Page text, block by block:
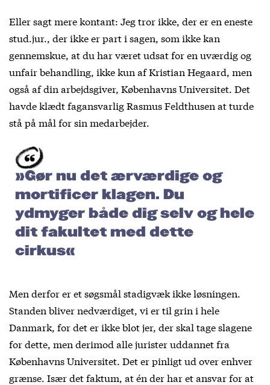
Eller sagt mere kontant: Jeg tror ikke, der er en eneste
stud.jur., der ikke er part i sagen, som ikke kan
gennemskue, at du har været udsat for en uværdig og
unfair behandling, ikke kun af Kristian Hegaard, men
også af din arbejdsgiver, Københavns Universitet. Det
havde klædt fagansvarlig Rasmus Feldthusen at turde
stå på mål for sin medarbejder.
»Gør nu det ærværdige og
mortificer klagen. Du
ydmyger både dig selv og hele
dit fakultet med dette
cirkus«
Men derfor er et søgsmål stadigvæk ikke løsningen.
Standen bliver nedværdiget, vi er til grin i hele
Danmark, for det er ikke blot jer, der skal tage slagene
for dette, men derimod alle jurister uddannet fra
Københavns Universitet. Det er pinligt ud over enhver
grænse. Især det faktum, at én der har et ansvar for at